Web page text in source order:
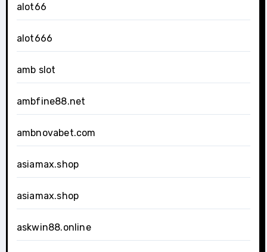
alot66
alot666
amb slot
ambfine88.net
ambnovabet.com
asiamax.shop
asiamax.shop
askwin88.online